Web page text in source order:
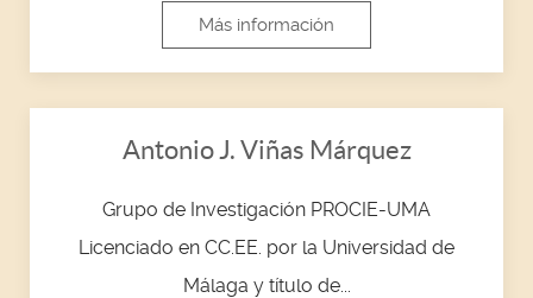
Más información
Antonio J. Viñas Márquez
Grupo de Investigación PROCIE-UMA
Licenciado en CC.EE. por la Universidad de
Málaga y título de...